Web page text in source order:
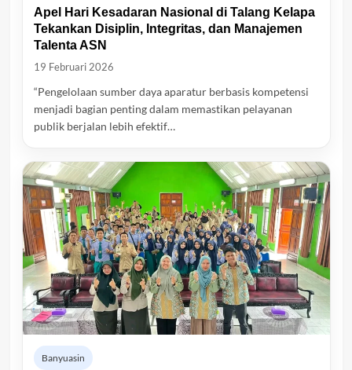
Apel Hari Kesadaran Nasional di Talang Kelapa
Tekankan Disiplin, Integritas, dan Manajemen
Talenta ASN
19 Februari 2026
“Pengelolaan sumber daya aparatur berbasis kompetensi
menjadi bagian penting dalam memastikan pelayanan
publik berjalan lebih efektif…
Banyuasin